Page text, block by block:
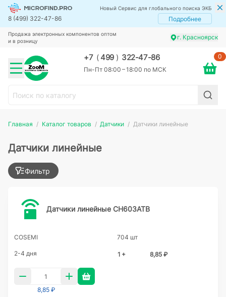
Новый Сервис для глобального поиска ЭКБ
8 (499) 322-47-86 Подробнее
Продажа электронных компонентов оптом
и в розницу
г. Красноярск
+7 (499 ) 322-47-86
Пн-Пт 08:00 – 18:00 по МСК
0
Главная Каталог товаров Датчики Датчики линейные
Датчики линейные
Фильтр
Датчики линейные CH603ATB
COSEMI 704 шт
2-4 дня 1 + 8,85 ₽
8,85 ₽